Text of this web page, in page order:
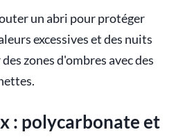
un abri pour protéger
excessives et des nuits
zones d'ombres avec des
: polycarbonate et